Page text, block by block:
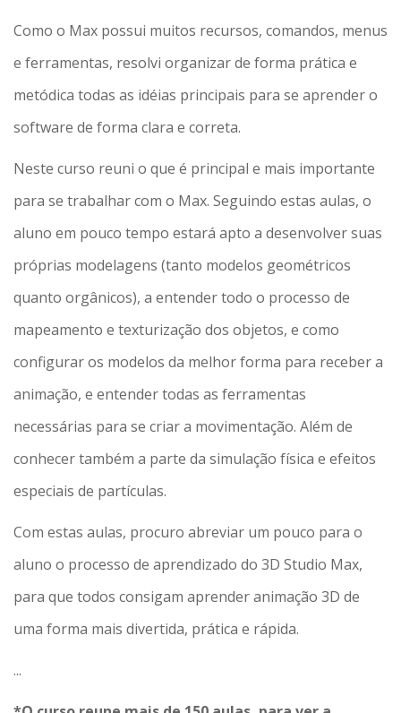
Como o Max possui muitos recursos, comandos, menus
e ferramentas, resolvi organizar de forma prática e
metódica todas as idéias principais para se aprender o
software de forma clara e correta.
Neste curso reuni o que é principal e mais importante
para se trabalhar com o Max. Seguindo estas aulas, o
aluno em pouco tempo estará apto a desenvolver suas
próprias modelagens (tanto modelos geométricos
quanto orgânicos), a entender todo o processo de
mapeamento e texturização dos objetos, e como
configurar os modelos da melhor forma para receber a
animação, e entender todas as ferramentas
necessárias para se criar a movimentação. Além de
conhecer também a parte da simulação física e efeitos
especiais de partículas.
Com estas aulas, procuro abreviar um pouco para o
aluno o processo de aprendizado do 3D Studio Max,
para que todos consigam aprender animação 3D de
uma forma mais divertida, prática e rápida.
...